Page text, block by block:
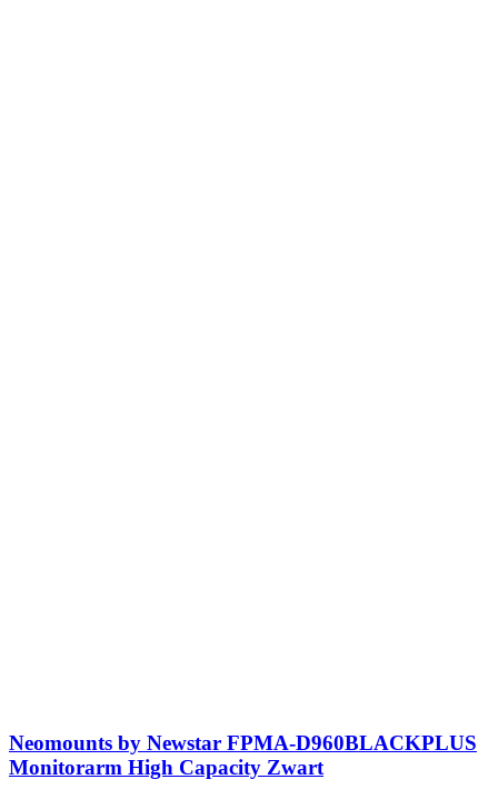
Neomounts by Newstar FPMA-D960BLACKPLUS
Monitorarm High Capacity Zwart